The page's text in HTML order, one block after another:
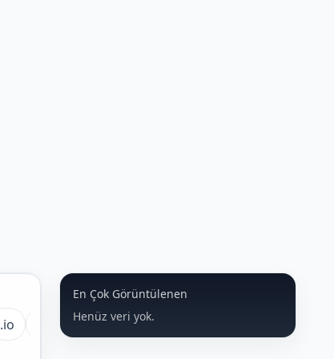
.io Hepsi
En Çok Görüntülenen
Henüz veri yok.